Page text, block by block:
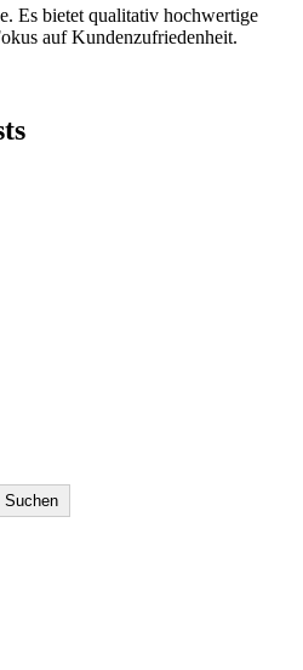
Es bietet qualitativ hochwertige
auf Kundenzufriedenheit.
Suchen